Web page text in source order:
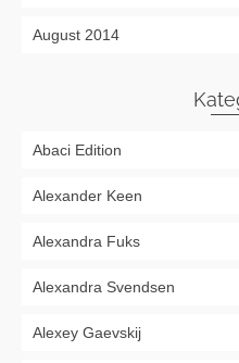
August 2014
Abaci Edition
Alexander Keen
Alexandra Fuks
Alexandra Svendsen
Alexey Gaevskij